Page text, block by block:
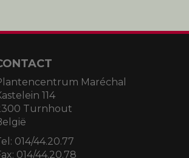
Maréchal
114
Turnhout
014/44.20.77
014/44.20.78